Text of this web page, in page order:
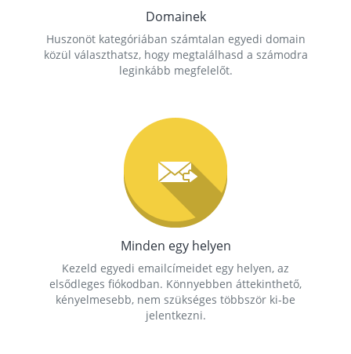
Domainek
Huszonöt kategóriában számtalan egyedi domain
közül választhatsz, hogy megtalálhasd a számodra
leginkább megfelelőt.
Minden egy helyen
Kezeld egyedi emailcímeidet egy helyen, az
elsődleges fiókodban. Könnyebben áttekinthető,
kényelmesebb, nem szükséges többször ki-be
jelentkezni.